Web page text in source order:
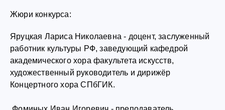
Жюри конкурса:
Яруцкая Лариса Николаевна - доцент, заслуженный
работник культуры РФ, заведующий кафедрой
академического хора факультета искусств,
художественный руководитель и дирижёр
Концертного хора СПбГИК.